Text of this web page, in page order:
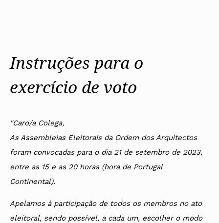
Instruções para o
exercício de voto
"Caro/a Colega,
As Assembleias Eleitorais da Ordem dos Arquitectos
foram convocadas para o dia 21 de setembro de 2023,
entre as 15 e as 20 horas (hora de Portugal
Continental).
Apelamos à participação de todos os membros no ato
eleitoral, sendo possível, a cada um, escolher o modo